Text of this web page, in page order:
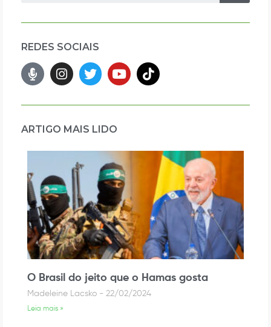
REDES SOCIAIS
ARTIGO MAIS LIDO
O Brasil do jeito que o Hamas gosta
Madeleine Lacsko 22/02/2024
Leia mais »